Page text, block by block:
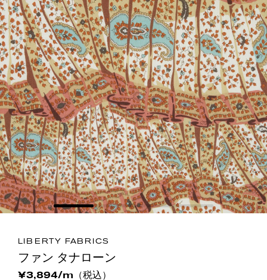
LIBERTY FABRICS
ファン タナローン
¥3,894/m（税込）